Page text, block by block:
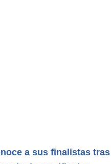
a sus finalistas tras